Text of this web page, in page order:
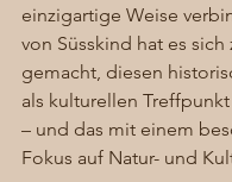
einzigartige Weise
von Süsskind hat es
gemacht, diesen
als kulturellen
– und das mit einem
Fokus auf Natur- und